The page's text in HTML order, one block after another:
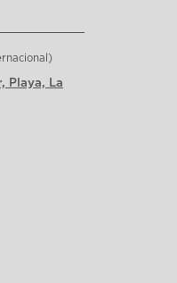
Playa, La